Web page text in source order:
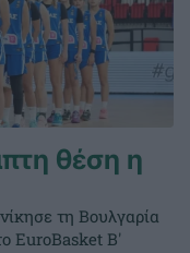
θέση η
τη Βουλγαρία
EuroBasket Β'